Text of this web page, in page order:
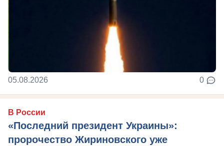
05.08.2026 0
В России
«Последний президент Украины»:
пророчество Жириновского уже